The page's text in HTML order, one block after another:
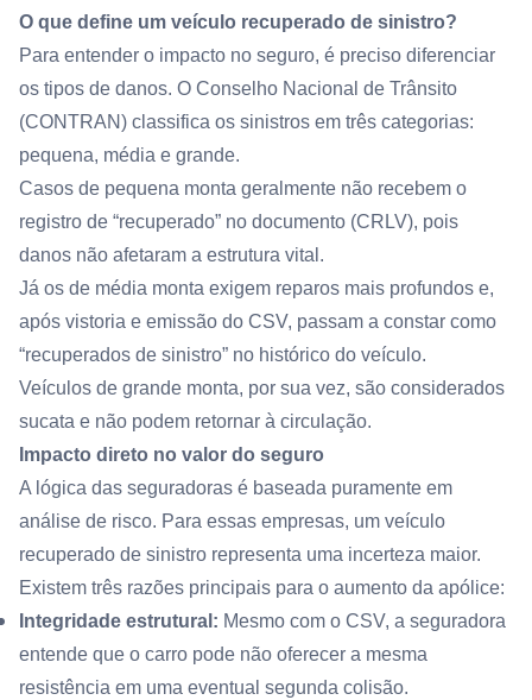
O que define um veículo recuperado de sinistro?
Para entender o impacto no seguro, é preciso diferenciar
os tipos de danos. O Conselho Nacional de Trânsito
(CONTRAN) classifica os sinistros em três categorias:
pequena, média e grande.
Casos de pequena monta geralmente não recebem o
registro de “recuperado” no documento (CRLV), pois
danos não afetaram a estrutura vital.
Já os de média monta exigem reparos mais profundos e,
após vistoria e emissão do CSV, passam a constar como
“recuperados de sinistro” no histórico do veículo.
Veículos de grande monta, por sua vez, são considerados
sucata e não podem retornar à circulação.
Impacto direto no valor do seguro
A lógica das seguradoras é baseada puramente em
análise de risco. Para essas empresas, um veículo
recuperado de sinistro representa uma incerteza maior.
Existem três razões principais para o aumento da apólice:
Integridade estrutural: Mesmo com o CSV, a seguradora
entende que o carro pode não oferecer a mesma
resistência em uma eventual segunda colisão.